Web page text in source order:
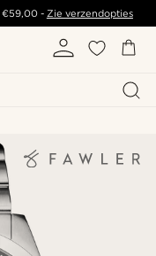
€59,00- Zie verzendopties